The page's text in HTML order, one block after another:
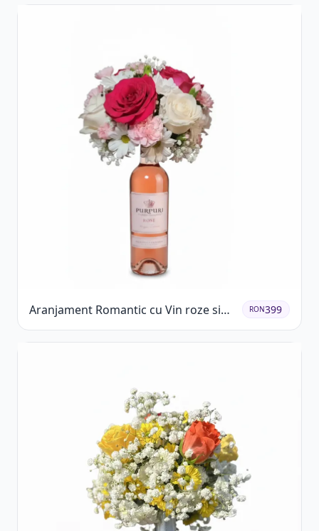
Aranjament Romantic cu Vin roze si
Flori pastel
RON399